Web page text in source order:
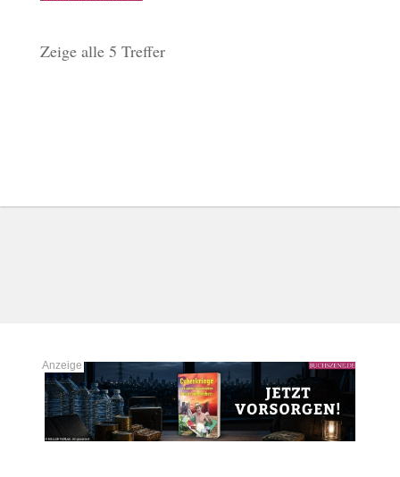
Zeige alle 5 Treffer